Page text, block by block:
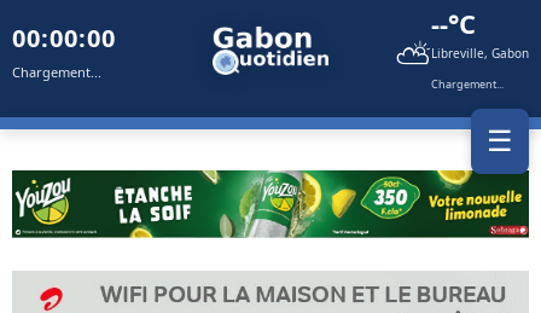
00:00:00
Chargement... ⛅
--°C
Libreville, Gabon
Chargement...
☰